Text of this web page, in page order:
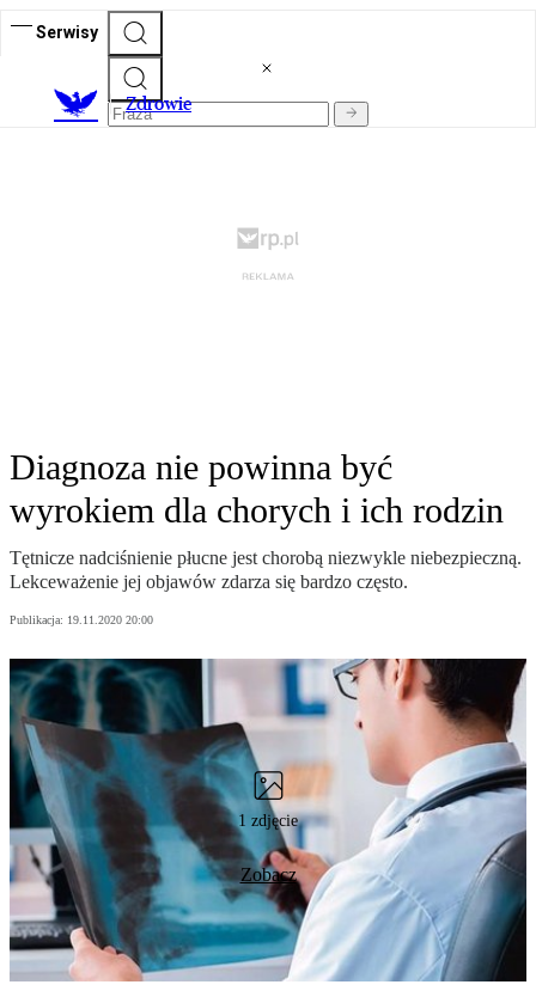
Serwisy
Zdrowie
Diagnoza nie powinna być
wyrokiem dla chorych i ich rodzin
Tętnicze nadciśnienie płucne jest chorobą niezwykle niebezpieczną.
Lekceważenie jej objawów zdarza się bardzo często.
Publikacja: 19.11.2020 20:00
1 zdjęcie
Zobacz